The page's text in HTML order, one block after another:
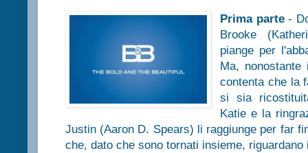
Prima parte-
Brooke
piange per
Ma,
contenta che la
si sia
Katie e la
Justin (Aaron D. Spears) li raggiunge per far
che, dato che sono tornati insieme,